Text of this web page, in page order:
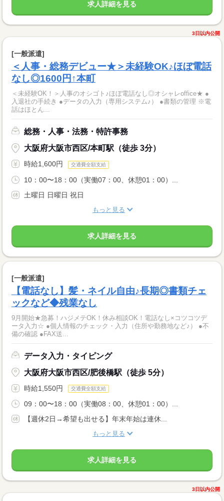
求人詳細を見る
3日以内公開
[一般派遣]
＜人事・総務デビュー★＞未経験OK♪ほぼ電話
なし◎1600円↑本町
＜未経験OK！＞人事のオシゴト♪ほぼ電話なし◎オシャレoffice★ ●
入退社の手続き ●データの入力（専用システム♪） ●書類の管理 ※電
話はほとん...
総務・人事・法務・特許事務
大阪府大阪市西区/本町駅（徒歩 3分）
時給1,600円 交通費全額支給
10：00〜18：00（実働07：00、休憩01：00）...
土曜日 日曜日 祝日
もっと見る
求人詳細を見る
[一般派遣]
【電話なし】髪・ネイル自由♪長期◎書類チェ
ックなど◆残業なし
9月開始★急募！ハジメテOK！休み相談OK！電話なし×コツコツデ
ータ入力☆ ●個人情報のチェック・入力（住所や勤務地など♪） ●不
備の確認 ●FAX送...
データ入力・タイピング
大阪府大阪市西区/肥後橋駅（徒歩 5分）
時給1,550円 交通費全額支給
09：00〜18：00（実働08：00、休憩01：00）...
【週休2日→希望も出せる】年末年始は連休...
もっと見る
求人詳細を見る
3日以内公開